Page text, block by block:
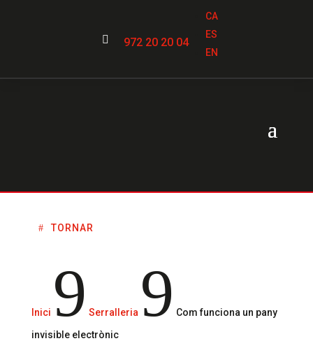
 972 20 20 04
CA
ES
EN
TORNAR
Inici 9 Serralleria 9 Com funciona un pany
invisible electrònic